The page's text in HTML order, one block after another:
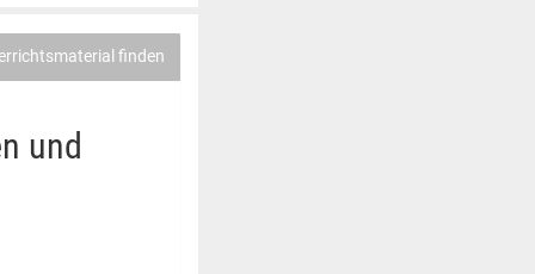
finden
und